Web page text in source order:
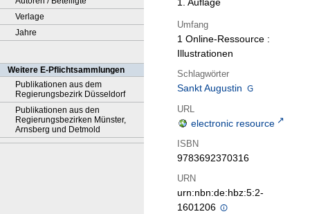
Verlage
Jahre
Weitere E-Pflichtsammlungen
Publikationen aus dem
Regierungsbezirk Düsseldorf
Publikationen aus den
Regierungsbezirken Münster,
Arnsberg und Detmold
1. Auflage
Umfang
1 Online-Ressource :
Illustrationen
Schlagwörter
Sankt Augustin
URL
electronic resource
ISBN
9783692370316
URN
urn:nbn:de:hbz:5:2-
1601206